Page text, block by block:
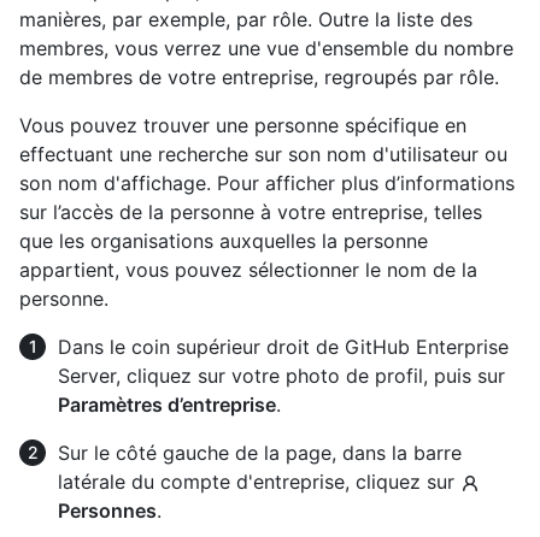
manières, par exemple, par rôle. Outre la liste des
membres, vous verrez une vue d'ensemble du nombre
de membres de votre entreprise, regroupés par rôle.
Vous pouvez trouver une personne spécifique en
effectuant une recherche sur son nom d'utilisateur ou
son nom d'affichage. Pour afficher plus d’informations
sur l’accès de la personne à votre entreprise, telles
que les organisations auxquelles la personne
appartient, vous pouvez sélectionner le nom de la
personne.
Dans le coin supérieur droit de GitHub Enterprise
Server, cliquez sur votre photo de profil, puis sur
Paramètres d’entreprise.
Sur le côté gauche de la page, dans la barre
latérale du compte d'entreprise, cliquez sur
Personnes.